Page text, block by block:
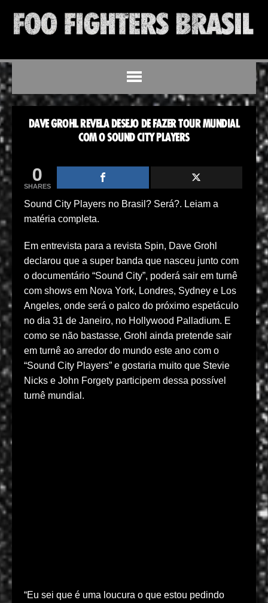
DAVE GROHL REVELA DESEJO DE FAZER TOUR MUNDIAL
COM O SOUND CITY PLAYERS
0
SHARES
Sound City Players no Brasil? Será?. Leiam a
matéria completa.
Em entrevista para a revista Spin, Dave Grohl
declarou que a super banda que nasceu junto com
o documentário “Sound City”, poderá sair em turnê
com shows em Nova York, Londres, Sydney e Los
Angeles, onde será o palco do próximo espetáculo
no dia 31 de Janeiro, no Hollywood Palladium. E
como se não bastasse, Grohl ainda pretende sair
em turnê ao arredor do mundo este ano com o
“Sound City Players” e gostaria muito que Stevie
Nicks e John Forgety participem dessa possível
turnê mundial.
“Eu sei que é uma loucura o que estou pedindo